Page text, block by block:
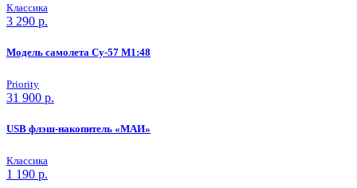
Классика
3 290 р.
Модель самолета Су-57 M1:48
Priority
31 900 р.
USB флэш-накопитель «МАИ»
Классика
1 190 р.